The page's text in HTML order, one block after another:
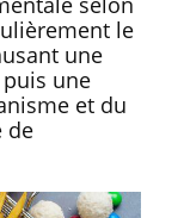
le
une
une
et du
de